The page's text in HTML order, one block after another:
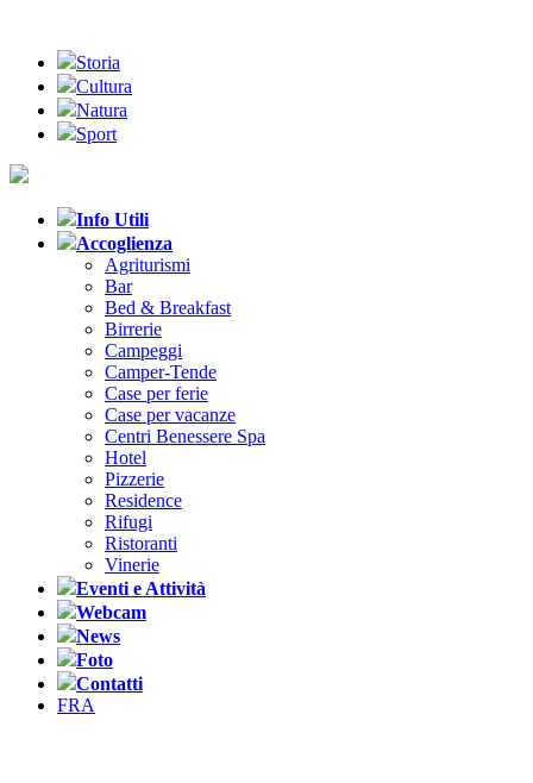
Storia
Cultura
Natura
Sport
Info Utili
Accoglienza
Agriturismi
Bar
Bed & Breakfast
Birrerie
Campeggi
Camper-Tende
Case per ferie
Case per vacanze
Centri Benessere Spa
Hotel
Pizzerie
Residence
Rifugi
Ristoranti
Vinerie
Eventi e Attività
Webcam
News
Foto
Contatti
FRA